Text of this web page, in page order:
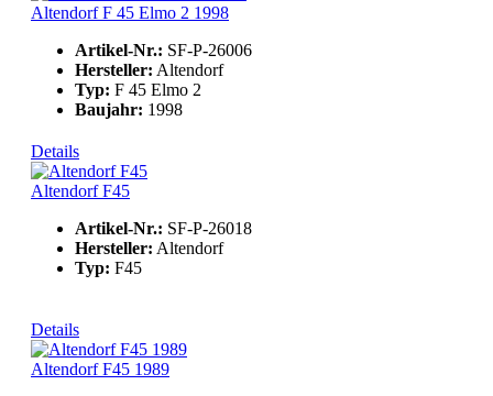
Altendorf F 45 Elmo 2 1998
Artikel-Nr.: SF-P-26006
Hersteller: Altendorf
Typ: F 45 Elmo 2
Baujahr: 1998
Details
Altendorf F45
Artikel-Nr.: SF-P-26018
Hersteller: Altendorf
Typ: F45
Details
Altendorf F45 1989